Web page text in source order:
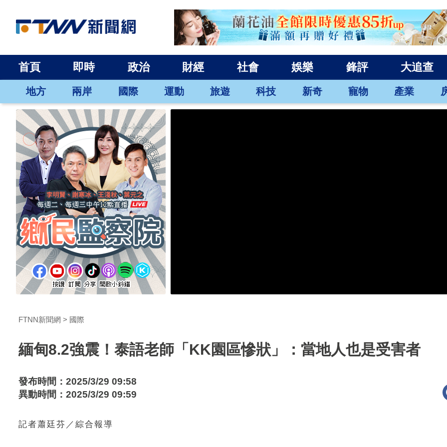
首頁 即時 政治 財經 社會 娛樂 鋒評 大追查
地方 兩岸 國際 運動 旅遊 科技 新奇 寵物 產業
FTNN新聞網 國際
緬甸8.2強震！泰語老師「KK園區慘狀」：當地人也是受害者
發布時間：2025/3/29 09:58
異動時間：2025/3/29 09:59
記者蕭廷芬／綜合報導